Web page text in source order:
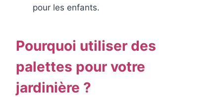
pour les enfants.
Pourquoi utiliser des
palettes pour votre
jardinière ?